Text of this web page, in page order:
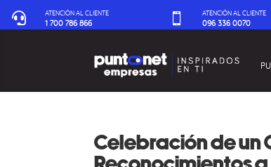
 ATENCIÓN AL CLIENTE
1 700 786 866  ATENCIÓN AL CLIENTE
096 336 0070‬
Celebración de un